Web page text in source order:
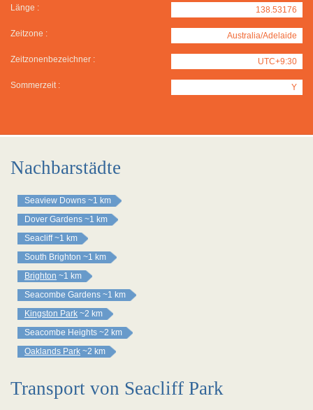
Länge : 138.53176
Zeitzone : Australia/Adelaide
Zeitzonenbezeichner : UTC+9:30
Sommerzeit : Y
Nachbarstädte
Seaview Downs ~1 km
Dover Gardens ~1 km
Seacliff ~1 km
South Brighton ~1 km
Brighton ~1 km
Seacombe Gardens ~1 km
Kingston Park ~2 km
Seacombe Heights ~2 km
Oaklands Park ~2 km
Transport von Seacliff Park